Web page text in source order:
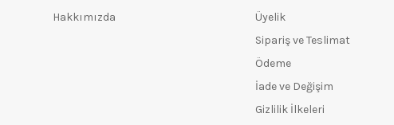
Hakkımızda
Üyelik
Sipariş ve Teslimat
Ödeme
İade ve Değişim
Gizlilik İlkeleri